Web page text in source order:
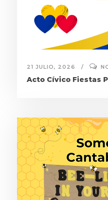
21 JULIO, 2026
Acto Cívico Fiestas